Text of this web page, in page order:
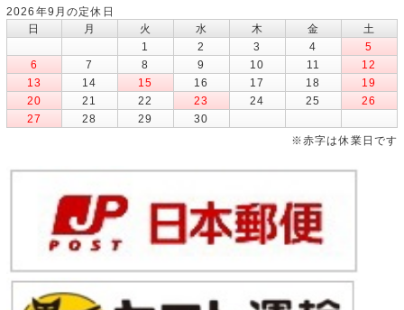
2026年9月の定休日
日
月 火 水 木 金
土
1
2 3 4
5
6
7 8 9 10 11
12
13
14 15 16 17 18
19
20
21 22 23 24 25
26
27
28 29
30
※赤字は休業日です